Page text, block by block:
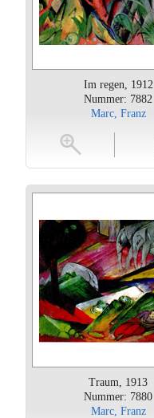
Im regen, 1912
Nummer: 7882
Marc, Franz
toevoegen
Traum, 1913
Nummer: 7880
Marc, Franz